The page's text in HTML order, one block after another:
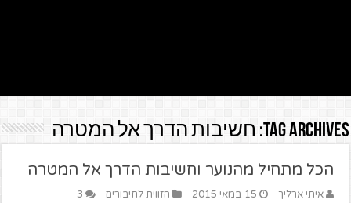
Tag Archives: חשיבות הדרך אל המטרה
הכל מתחיל מהנוער וחשיבות הדרך אל המטרה
איתי ארליך 15 במאי 2015 הזווית לחיבורים 3